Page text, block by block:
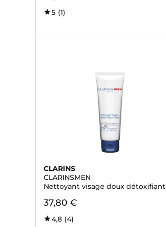
5 (1)
CLARINS
CLARINSMEN
Nettoyant visage doux détoxifiant
37,80 €
4,8 (4)